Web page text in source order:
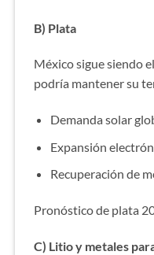
B) Plata
México sigue siendo el
podría mantener su
Demanda solar
Expansión
Recuperación de
Pronóstico de plata
C) Litio y metales